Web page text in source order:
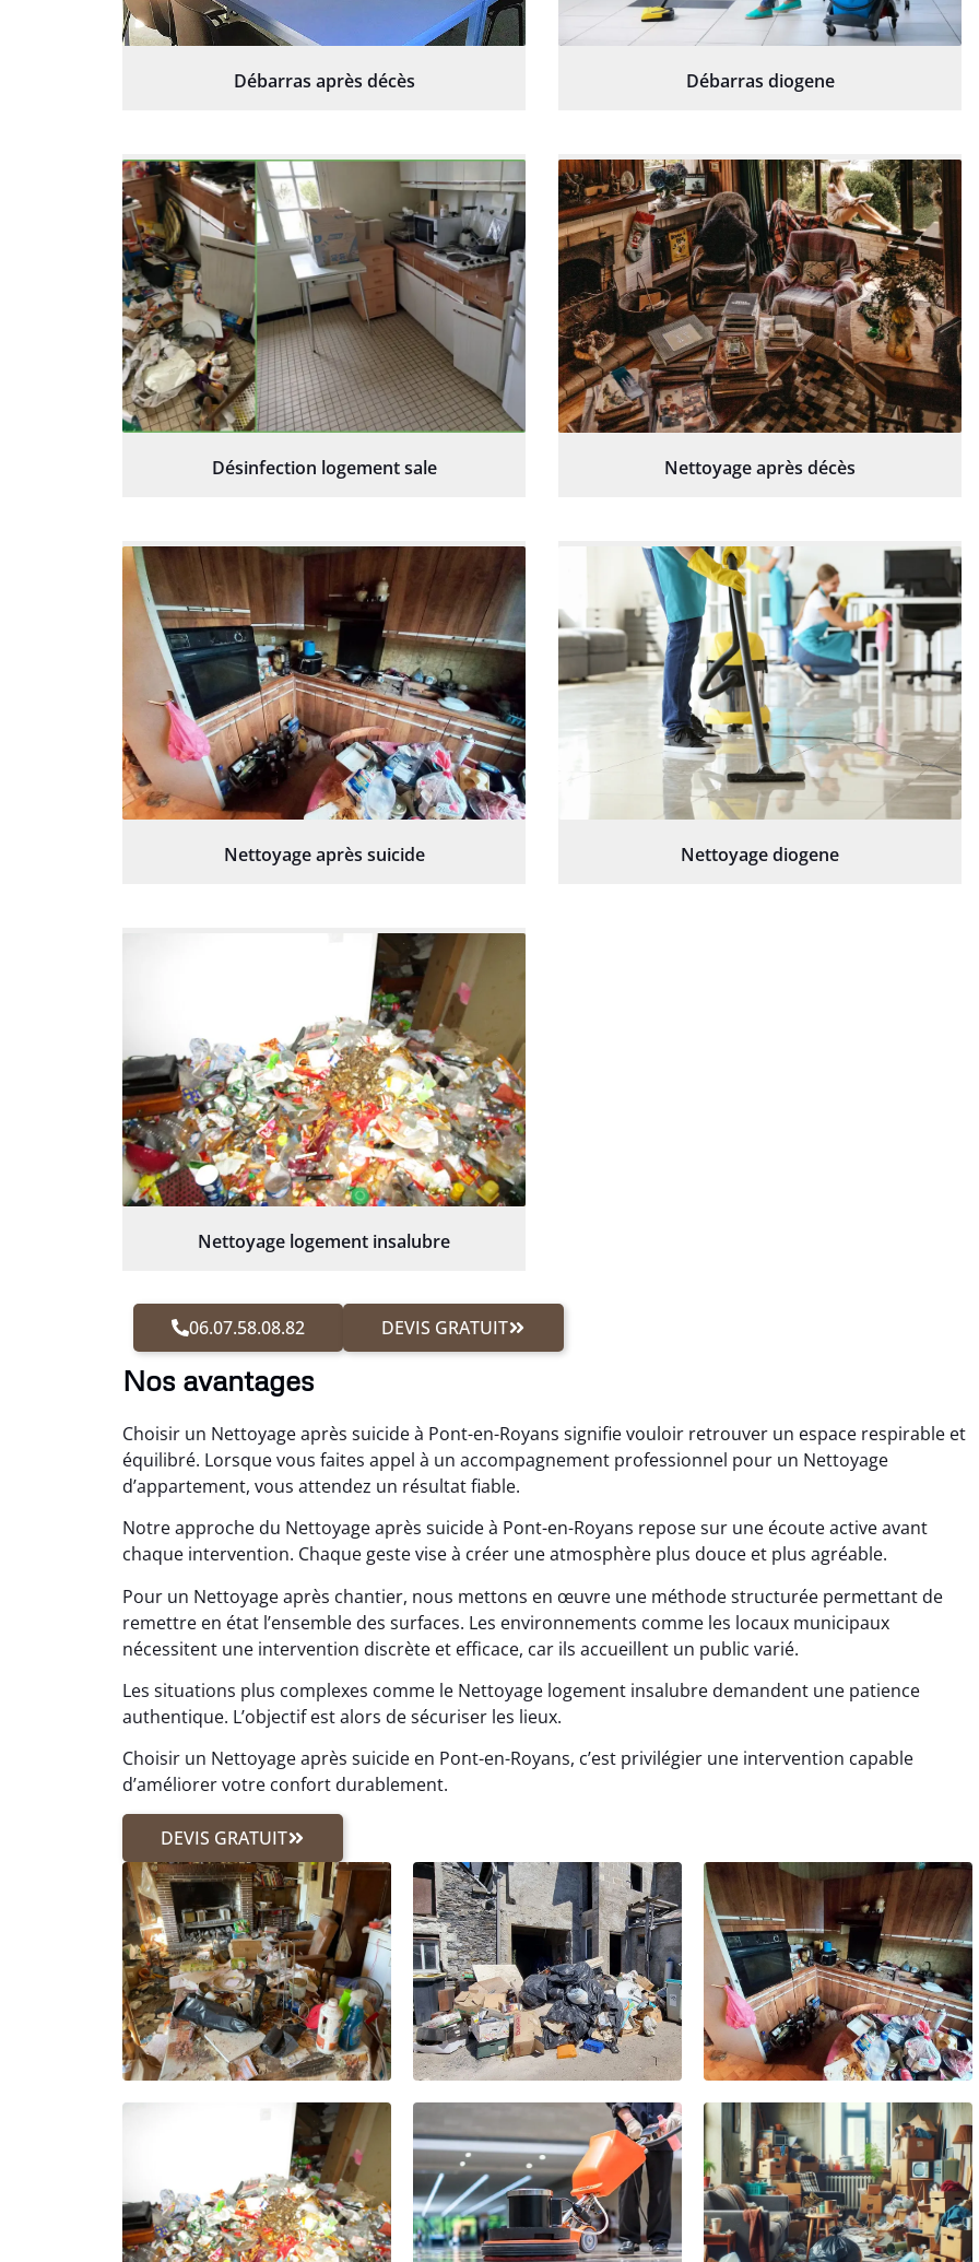
Débarras après décès Débarras diogene
Désinfection logement sale Nettoyage après décès
Nettoyage après suicide Nettoyage diogene
Nettoyage logement insalubre
06.07.58.08.82 DEVIS GRATUIT
Nos avantages
Choisir un Nettoyage après suicide à Pont-en-Royans signifie vouloir retrouver un espace respirable et
équilibré. Lorsque vous faites appel à un accompagnement professionnel pour un Nettoyage
d’appartement, vous attendez un résultat fiable.
Notre approche du Nettoyage après suicide à Pont-en-Royans repose sur une écoute active avant
chaque intervention. Chaque geste vise à créer une atmosphère plus douce et plus agréable.
Pour un Nettoyage après chantier, nous mettons en œuvre une méthode structurée permettant de
remettre en état l’ensemble des surfaces. Les environnements comme les locaux municipaux
nécessitent une intervention discrète et efficace, car ils accueillent un public varié.
Les situations plus complexes comme le Nettoyage logement insalubre demandent une patience
authentique. L’objectif est alors de sécuriser les lieux.
Choisir un Nettoyage après suicide en Pont-en-Royans, c’est privilégier une intervention capable
d’améliorer votre confort durablement.
DEVIS GRATUIT